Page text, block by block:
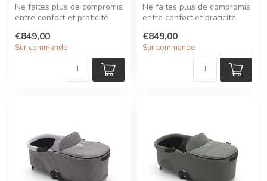
Ne faites plus de compromis
entre confort et praticité
€849,00
Sur commande
Ne faites plus de compromis
entre confort et praticité
€849,00
Sur commande